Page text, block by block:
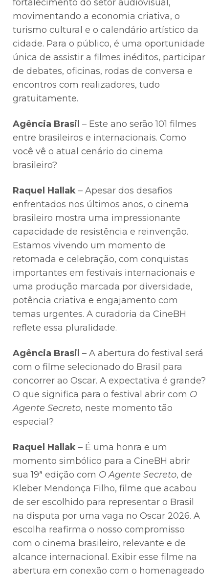
fortalecimento do setor audiovisual,
movimentando a economia criativa, o
turismo cultural e o calendário artístico da
cidade. Para o público, é uma oportunidade
única de assistir a filmes inéditos, participar
de debates, oficinas, rodas de conversa e
encontros com realizadores, tudo
gratuitamente.
Agência Brasil – Este ano serão 101 filmes
entre brasileiros e internacionais. Como
você vê o atual cenário do cinema
brasileiro?
Raquel Hallak – Apesar dos desafios
enfrentados nos últimos anos, o cinema
brasileiro mostra uma impressionante
capacidade de resistência e reinvenção.
Estamos vivendo um momento de
retomada e celebração, com conquistas
importantes em festivais internacionais e
uma produção marcada por diversidade,
potência criativa e engajamento com
temas urgentes. A curadoria da CineBH
reflete essa pluralidade.
Agência Brasil – A abertura do festival será
com o filme selecionado do Brasil para
concorrer ao Oscar. A expectativa é grande?
O que significa para o festival abrir com O
Agente Secreto, neste momento tão
especial?
Raquel Hallak – É uma honra e um
momento simbólico para a CineBH abrir
sua 19ª edição com O Agente Secreto, de
Kleber Mendonça Filho, filme que acabou
de ser escolhido para representar o Brasil
na disputa por uma vaga no Oscar 2026. A
escolha reafirma o nosso compromisso
com o cinema brasileiro, relevante e de
alcance internacional. Exibir esse filme na
abertura em conexão com o homenageado